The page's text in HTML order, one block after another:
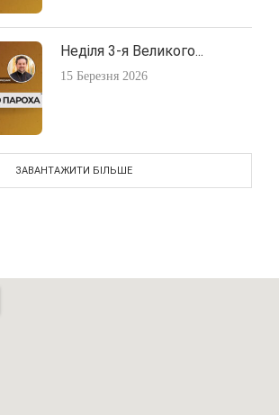
Неділя 3-я Великого...
15 Березня 2026
ЗАВАНТАЖИТИ БІЛЬШЕ